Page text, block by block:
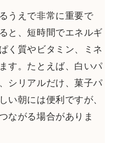
うえで非常に重要で
と、短時間でエネルギ
く質やビタミン、ミネ
す。たとえば、白いパ
シリアルだけ、菓子パ
い朝には便利ですが、
ながる場合がありま